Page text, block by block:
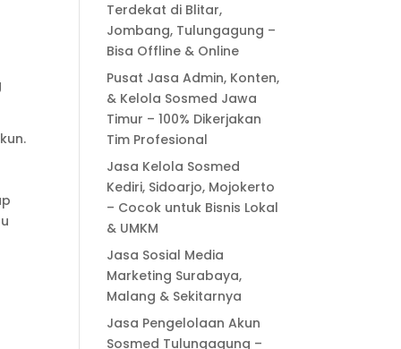
Terdekat di Blitar,
Jombang, Tulungagung –
Bisa Offline & Online
Pusat Jasa Admin, Konten,
& Kelola Sosmed Jawa
Timur – 100% Dikerjakan
Tim Profesional
Jasa Kelola Sosmed
Kediri, Sidoarjo, Mojokerto
– Cocok untuk Bisnis Lokal
& UMKM
Jasa Sosial Media
Marketing Surabaya,
Malang & Sekitarnya
Jasa Pengelolaan Akun
Sosmed Tulungagung –